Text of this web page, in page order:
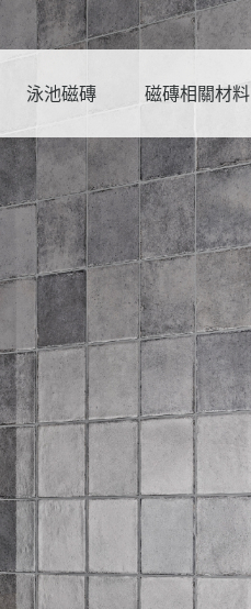
泳池磁磚 磁磚相關材料